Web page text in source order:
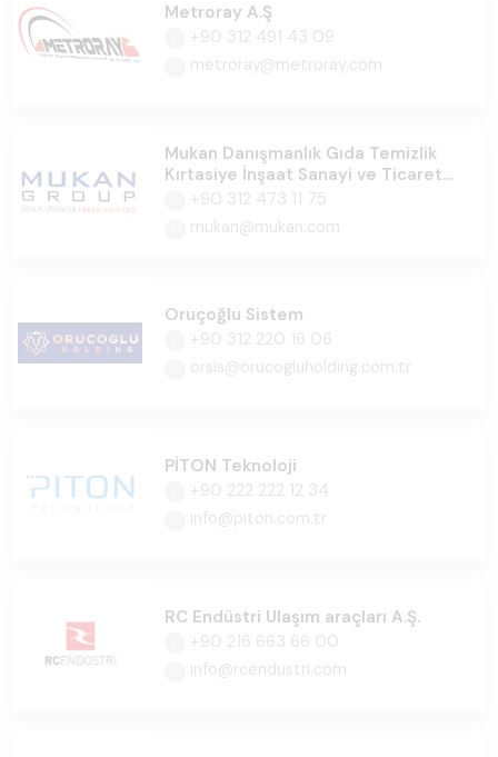
Metroray A.Ş
+90 312 491 43 09
metroray@metroray.com
Mukan Danışmanlık Gıda Temizlik
Kırtasiye İnşaat Sanayi ve Ticaret
Ltd.Şti
+90 312 473 11 75
mukan@mukan.com
Oruçoğlu Sistem
+90 312 220 16 06
orsis@orucogluholding.com.tr
PİTON Teknoloji
+90 222 222 12 34
info@piton.com.tr
RC Endüstri Ulaşım araçları A.Ş.
+90 216 663 66 00
info@rcendustri.com